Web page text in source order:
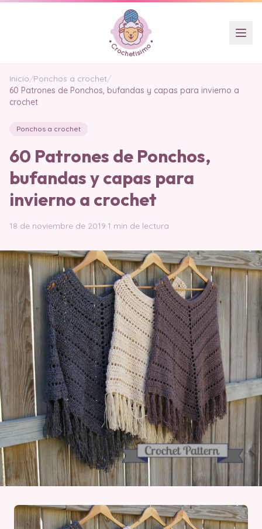
Inicio/Ponchos a crochet/
60 Patrones de Ponchos, bufandas y capas para invierno a
crochet
Ponchos a crochet
60 Patrones de Ponchos,
bufandas y capas para
invierno a crochet
18 de noviembre de 2019·1 min de lectura